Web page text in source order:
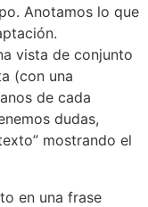
Anotamos lo que
vista de conjunto
(con una
de cada
dudas,
mostrando el
en una frase